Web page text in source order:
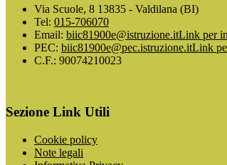
Via Scuole, 8 13835 - Valdilana (BI)
Tel: 015-706070
Email: biic81900e@istruzione.itLink per
PEC: biic81900e@pec.istruzione.itLink
C.F.: 90074210023
Sezione Link Utili
Cookie policy
Note legali